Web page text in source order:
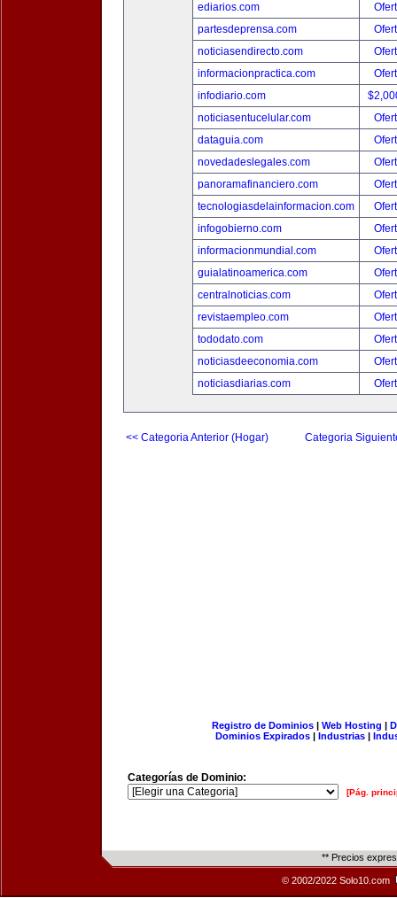
ediarios.com
partesdeprensa.com
noticiasendirecto.com
informacionpractica.com
infodiario.com
noticiasentucelular.com
dataguia.com
novedadeslegales.com
panoramafinanciero.com
tecnologiasdelainformacion.com
infogobierno.com
informacionmundial.com
guialatinoamerica.com
centralnoticias.com
revistaempleo.com
tododato.com
noticiasdeeconomia.com
noticiasdiarias.com
<< Categoria Anterior (Hogar) Categoria
Registro de Dominios| Web Hosting |
Dominios Expirados | Industrias |
Categorías de Dominio:
[Pág.
** Precios
© 2002/2022 Solo10.com